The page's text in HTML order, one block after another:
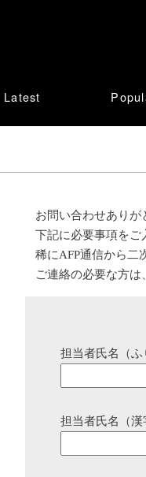
Latest
お問い合わせありが
下記に必要事項をご
稀にAFP通信から二
ご連絡の必要な方
担当者氏名（ふ
担当者氏名（漢